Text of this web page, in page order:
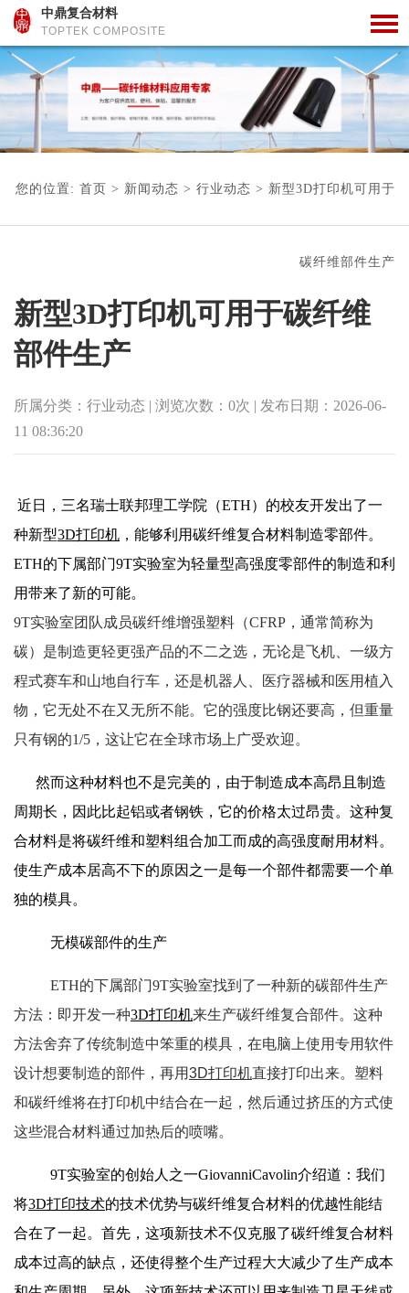
中鼎复合材料
TOPTEK COMPOSITE
您的位置: 首页 > 新闻动态 > 行业动态 > 新型3D打印机可用于
碳纤维部件生产
新型3D打印机可用于碳纤维
部件生产
所属分类： 行业动态 | 浏览次数： 0次 | 发布日期： 2026-06-
11 08:36:20
近日，三名瑞士联邦理工学院（ETH）的校友开发出了一
种新型3D打印机 ，能够利用碳纤维复合材料制造零部件。
ETH的下属部门9T实验室为轻量型高强度零部件的制造和利
用带来了新的可能。
9T实验室团队成员碳纤维增强塑料（CFRP，通常简称为
碳）是制造更轻更强产品的不二之选，无论是飞机、一级方
程式赛车和山地自行车，还是机器人、医疗器械和医用植入
物，它无处不在又无所不能。它的强度比钢还要高，但重量
只有钢的1/5，这让它在全球市场上广受欢迎。
然而这种材料也不是完美的，由于制造成本高昂且制造
周期长，因此比起铝或者钢铁，它的价格太过昂贵。这种复
合材料是将碳纤维和塑料组合加工而成的高强度耐用材料。
使生产成本居高不下的原因之一是每一个部件都需要一个单
独的模具。
无模碳部件的生产
ETH的下属部门9T实验室找到了一种新的碳部件生产
方法：即开发一种3D打印机来生产碳纤维复合部件。这种
方法舍弃了传统制造中笨重的模具，在电脑上使用专用软件
设计想要制造的部件，再用3D打印机直接打印出来。塑料
和碳纤维将在打印机中结合在一起，然后通过挤压的方式使
这些混合材料通过加热后的喷嘴。
9T实验室的创始人之一GiovanniCavolin介绍道：我们
将3D打印技术的技术优势与碳纤维复合材料的优越性能结
合在了一起。首先，这项新技术不仅克服了碳纤维复合材料
成本过高的缺点，还使得整个生产过程大大减少了生产成本